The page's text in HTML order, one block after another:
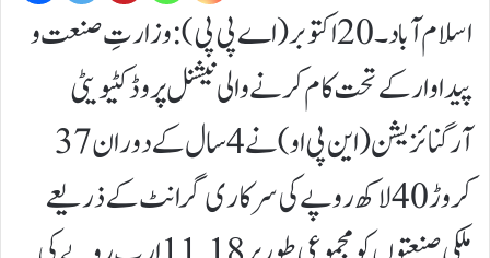
اسلام آباد۔20اکتوبر (اے پی پی):وزارتِ صنعت و
پیداوار کے تحت کام کرنے والی نیشنل پروڈکٹیویٹی
آرگنائزیشن (این پی او ) نے 4 سال کے دوران 37
کروڑ 40 لاکھ روپے کی سرکاری گرانٹ کے ذریعے